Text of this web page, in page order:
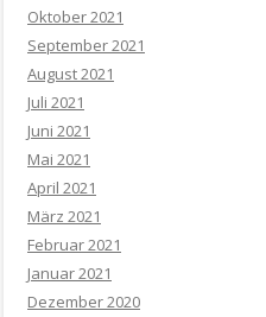
Oktober 2021
September 2021
August 2021
Juli 2021
Juni 2021
Mai 2021
April 2021
März 2021
Februar 2021
Januar 2021
Dezember 2020